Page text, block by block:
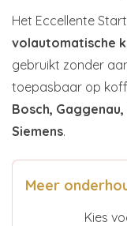
Het Eccellente
volautomatische
gebruikt zonder
toepasbaar op
Bosch,
Siemens.
Meer
Kies